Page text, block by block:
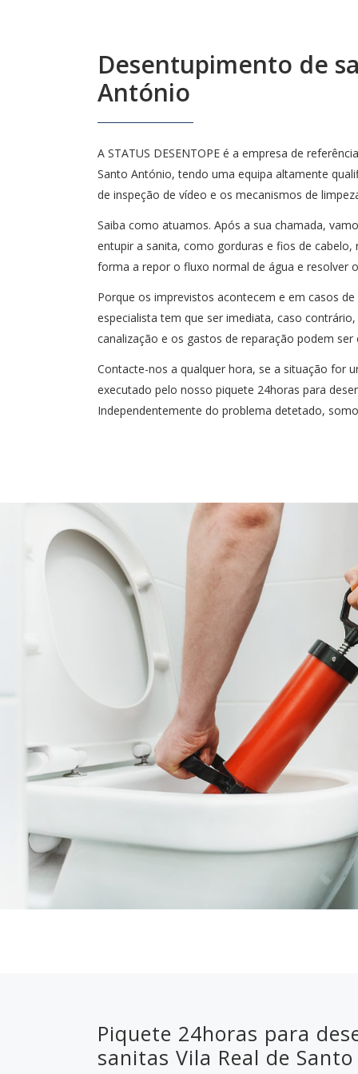
Desentupimento de
António
A STATUS DESENTOPE é a empresa de
Santo António, tendo uma equipa altamente
de inspeção de vídeo e os mecanismos de
Saiba como atuamos. Após a sua chamada,
entupir a sanita, como gorduras e fios de
forma a repor o fluxo normal de água e resolver
Porque os imprevistos acontecem e em casos
especialista tem que ser imediata, caso
canalização e os gastos de reparação podem ser
Contacte-nos a qualquer hora, se a situação for
executado pelo nosso piquete 24horas para
Independentemente do problema detetado,
Piquete 24horas para
sanitas Vila Real de